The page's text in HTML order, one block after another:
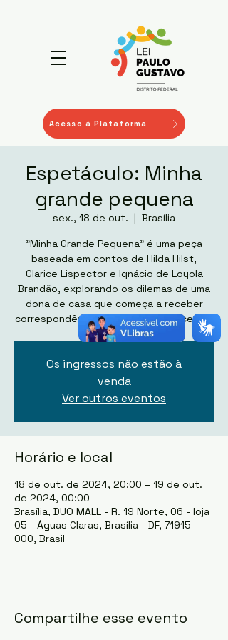
Acesso à Plataforma
Espetáculo: Minha
grande pequena
sex., 18 de out.
  |
Brasília
"Minha Grande Pequena" é uma peça
baseada em contos de Hilda Hilst,
Clarice Lispector e Ignácio de Loyola
Brandão, explorando os dilemas de uma
dona de casa que começa a receber
correspondências anônimas e obscenas.
Os ingressos não estão à
venda
Ver outros eventos
Horário e local
18 de out. de 2024, 20:00 – 19 de out.
de 2024, 00:00
Brasília, DUO MALL - R. 19 Norte, 06 - loja
05 - Águas Claras, Brasília - DF, 71915-
000, Brasil
Compartilhe esse evento